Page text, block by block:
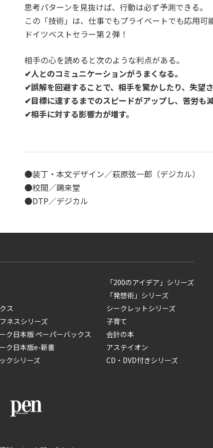
思考パターンを見抜けば、行動は必ず予測できる。
この「技術」は、仕事でもプライベートでも応用可
ドイツベストセラー第２弾！
相手の心を読めると次のような利点がある。
✔人とのコミュニケーションがうまくなる。
✔誤解を回避することで、相手を驚かしたり、失望
✔目標に達するまでのスピードがアップし、苦労も減
✔相手に対する影響力が増す。
●装丁・本文デザイン／萩原弦一郎（デジカル）
●校閲／鷗来堂
●DTP／デジカル
ス
ネスシリーズ
ク日本版 ペーパーバックス
ク日本版e-新書
クシリーズ
「200のアイデア」シリーズ
「発想術」シリーズ
シークレットシリーズ
子育て
会計の本
アステイオン
CD・DVD付きシリーズ